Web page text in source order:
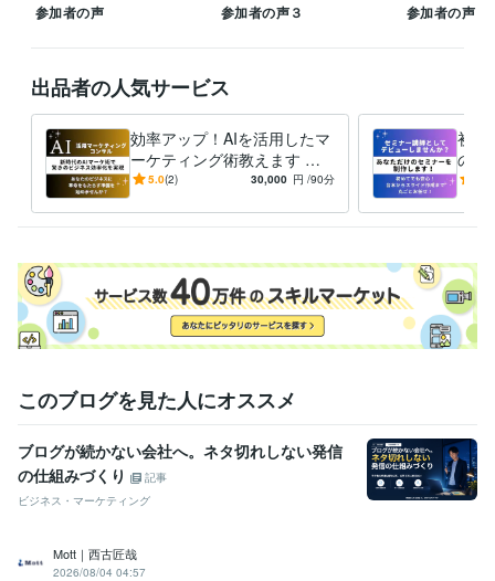
オンラインレッスン・習い事 AI絵本作成 AI小説作成 LP（ランディ
ビジネス 仕事 創作
参加者の声 参加者の声３ 参加者の声２
出品者の人気サービス
効率アップ！AIを活用したマ
ーケティング術教えます 新
時代のAIマーケ術をマスター
実現
5.0(2) 30,000 円 /90分
初め
のセ
本か
んか
このブログを見た人にオススメ
ブログが続かない会社へ。ネタ切れしない発信
の仕組みづくり
記事
ビジネス・マーケティング
Mott｜西古匠哉
2026/08/04 04:57